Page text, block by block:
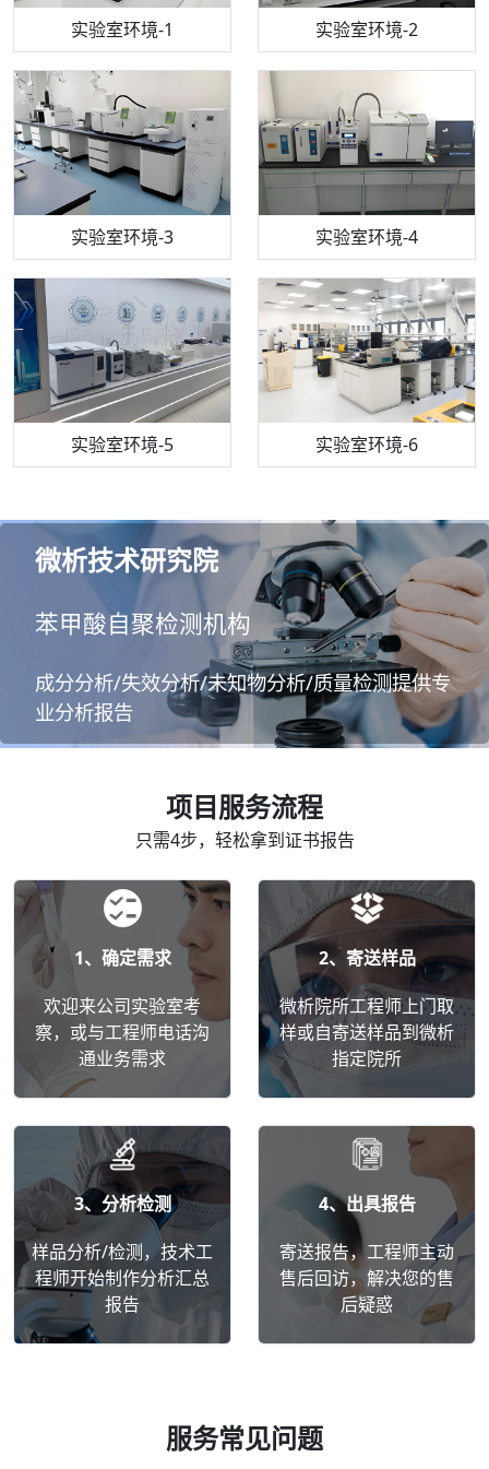
实验室环境-1 实验室环境-2
实验室环境-3 实验室环境-4
实验室环境-5 实验室环境-6
机构质检技术员-1 机构质检技术员-2
机构质检技术员-3 机构质检技术员-4
机构质检技术员-5 机构质检技术员-6
步入式恒温恒湿试验箱 电感耦合等离子体光谱仪
高效液相色谱仪 流式细胞仪
气相色谱仪 万能力学试验仪
微析技术研究院
苯甲酸自聚检测机构
成分分析/失效分析/未知物分析/质量检测提供专
业分析报告
项目服务流程
只需4步，轻松拿到证书报告
1、确定需求
欢迎来公司实验室考
察，或与工程师电话沟
通业务需求
2、寄送样品
微析院所工程师上门取
样或自寄送样品到微析
指定院所
3、分析检测
样品分析/检测，技术工
程师开始制作分析汇总
报告
4、出具报告
寄送报告，工程师主动
售后回访，解决您的售
后疑惑
服务常见问题